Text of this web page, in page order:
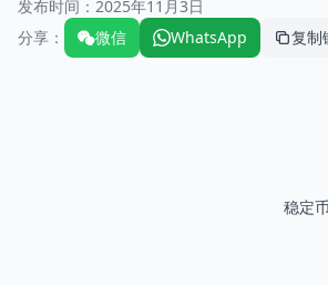
发布时间： 2025年11月3日
分享：
微信 WhatsApp 复制
稳定